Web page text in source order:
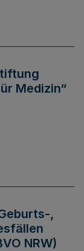
Medizin“
,
NRW)